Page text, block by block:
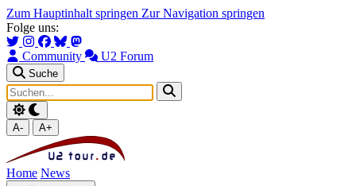
Zum Hauptinhalt springen Zur Navigation springen
Folge uns:
Community U2 Forum
Suche
A- A+
Home News